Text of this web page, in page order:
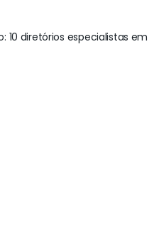
10 diretórios especialistas em